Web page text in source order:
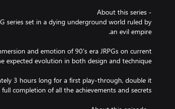
series set in a dying underground world ruled by
and emotion of 90's era JRPGs on current
3 hours long for a first play-through, double it